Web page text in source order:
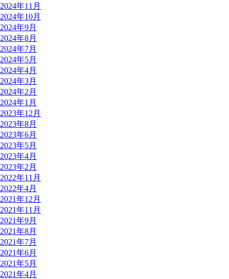
2024年11月
2024年10月
2024年9月
2024年8月
2024年7月
2024年5月
2024年4月
2024年3月
2024年2月
2024年1月
2023年12月
2023年8月
2023年6月
2023年5月
2023年4月
2023年2月
2022年11月
2022年4月
2021年12月
2021年11月
2021年9月
2021年8月
2021年7月
2021年6月
2021年5月
2021年4月